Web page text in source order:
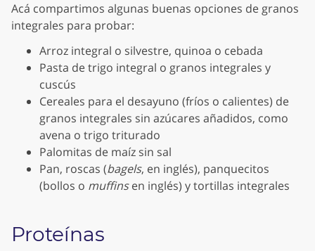
Acá compartimos algunas buenas opciones de granos
integrales para probar:
Arroz integral o silvestre, quinoa o cebada
Pasta de trigo integral o granos integrales y
cuscús
Cereales para el desayuno (fríos o calientes) de
granos integrales sin azúcares añadidos, como
avena o trigo triturado
Palomitas de maíz sin sal
Pan, roscas (bagels, en inglés), panquecitos
(bollos o muffinsen inglés) y tortillas integrales
Proteínas